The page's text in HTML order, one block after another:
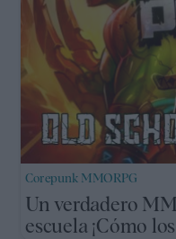
Corepunk MMORPG
Un verdadero
escuela ¡Cómo